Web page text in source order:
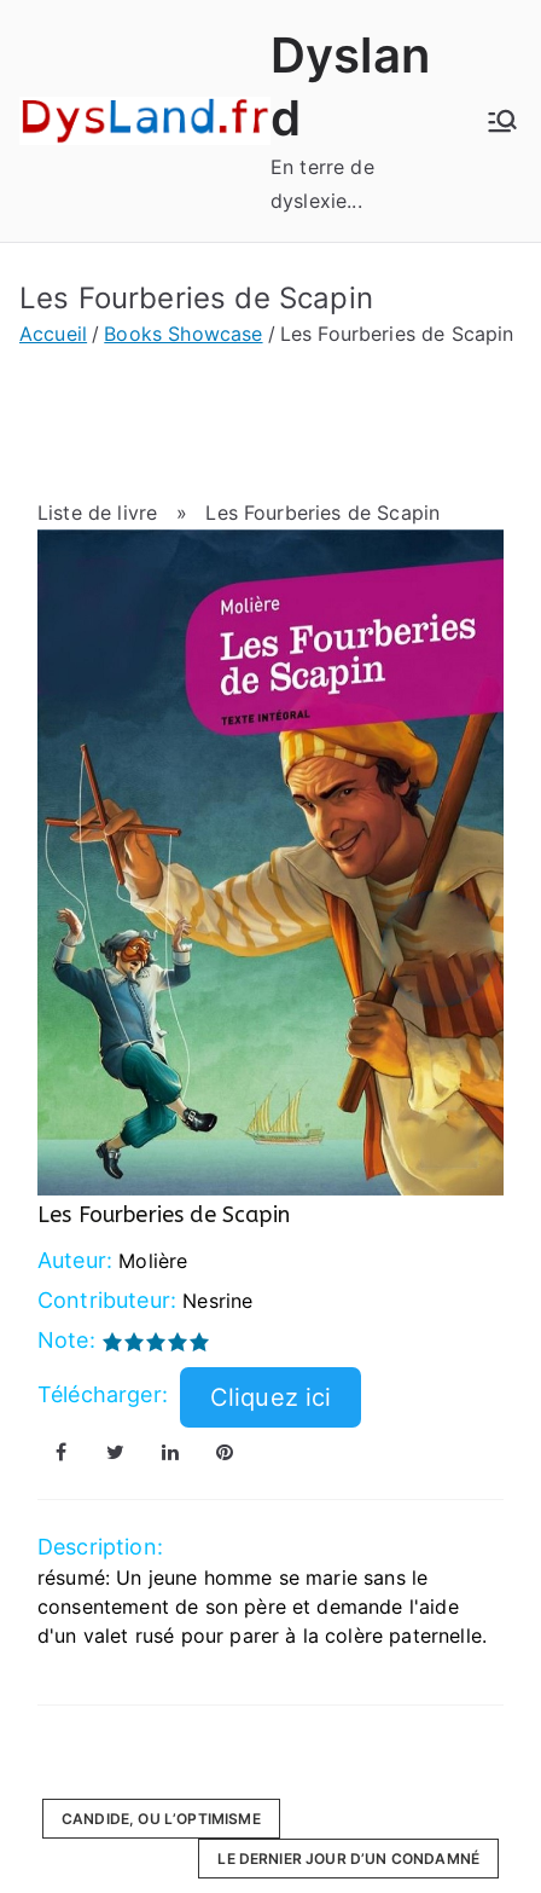
Dyslan
d
En terre de
dyslexie...
Les Fourberies de Scapin
Accueil Books Showcase Les Fourberies de Scapin
Liste de livre » Les Fourberies de Scapin
Les Fourberies de Scapin
Auteur: Molière
Contributeur: Nesrine
Note:
Télécharger:
Description:
résumé: Un jeune homme se marie sans le
consentement de son père et demande l'aide
d'un valet rusé pour parer à la colère paternelle.
CANDIDE, OU L’OPTIMISME
LE DERNIER JOUR D’UN CONDAMNÉ